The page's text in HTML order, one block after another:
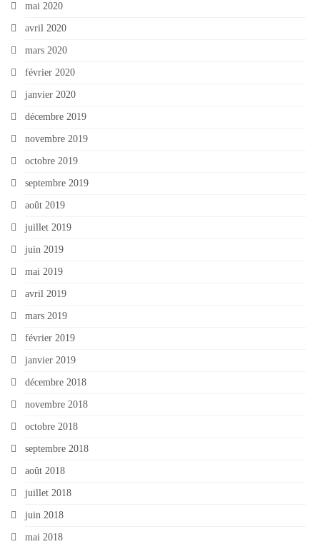
mai 2020
avril 2020
mars 2020
février 2020
janvier 2020
décembre 2019
novembre 2019
octobre 2019
septembre 2019
août 2019
juillet 2019
juin 2019
mai 2019
avril 2019
mars 2019
février 2019
janvier 2019
décembre 2018
novembre 2018
octobre 2018
septembre 2018
août 2018
juillet 2018
juin 2018
mai 2018